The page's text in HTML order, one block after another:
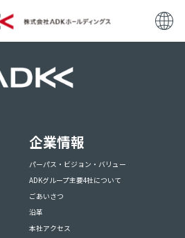
企業情報
パーパス・ビジョン・バリュー
ADKグループ主要4社について
ごあいさつ
沿革
本社アクセス